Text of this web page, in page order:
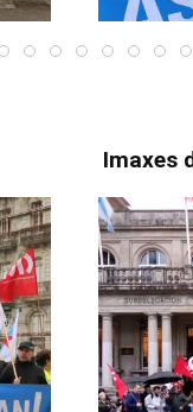
Imaxes